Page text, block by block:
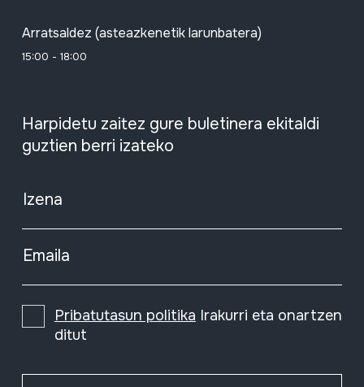
Arratsaldez (asteazkenetik larunbatera)
15:00 - 18:00
Harpidetu zaitez gure buletinera ekitaldi
guztien berri izateko
Izena
Emaila
Pribatutasun politika Irakurri eta onartzen
ditut